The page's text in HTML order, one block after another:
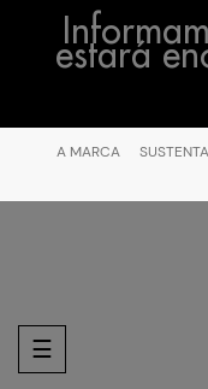
estará
A MARCA
Toggle
navigation
☰